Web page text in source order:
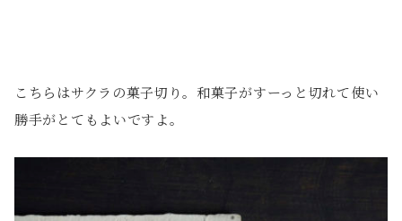
こちらはサクラの菓子切り。和菓子がすーっと切れて使い
勝手がとてもよいですよ。